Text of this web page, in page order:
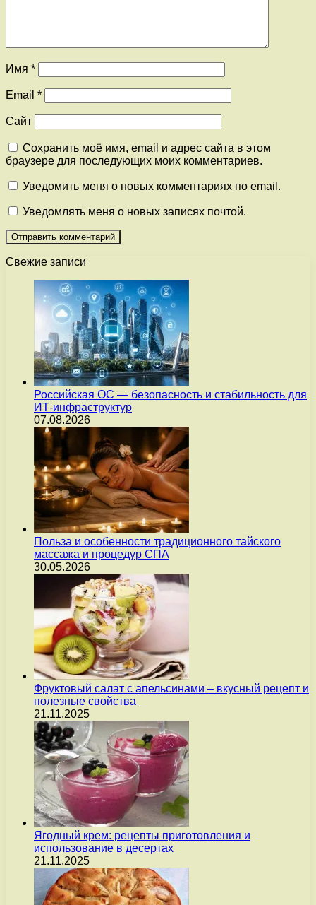
Имя *
Email *
Сайт
Сохранить моё имя, email и адрес сайта в этом
браузере для последующих моих комментариев.
Уведомить меня о новых комментариях по email.
Уведомлять меня о новых записях почтой.
Свежие записи
Российская ОС — безопасность и стабильность для
ИТ-инфраструктур
07.08.2026
Польза и особенности традиционного тайского
массажа и процедур СПА
30.05.2026
Фруктовый салат с апельсинами – вкусный рецепт и
полезные свойства
21.11.2025
Ягодный крем: рецепты приготовления и
использование в десертах
21.11.2025